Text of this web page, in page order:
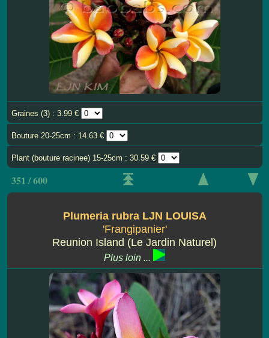
Graines (3) : 3.99 €
Bouture 20-25cm : 14.63 €
Plant (bouture racinee) 15-25cm : 30.59 €
351 / 600
Plumeria rubra LJN LOUISA
'Frangipanier'
Reunion Island (Le Jardin Naturel)
Plus loin ...